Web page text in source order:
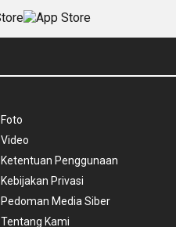
Foto
Video
Ketentuan Penggunaan
Kebijakan Privasi
Pedoman Media Siber
Tentang Kami